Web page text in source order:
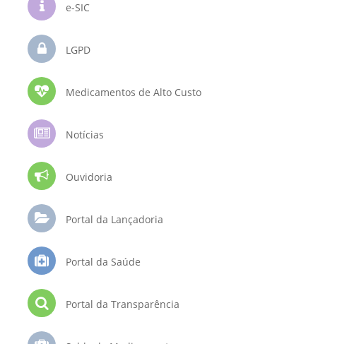
e-SIC
LGPD
Medicamentos de Alto Custo
Notícias
Ouvidoria
Portal da Lançadoria
Portal da Saúde
Portal da Transparência